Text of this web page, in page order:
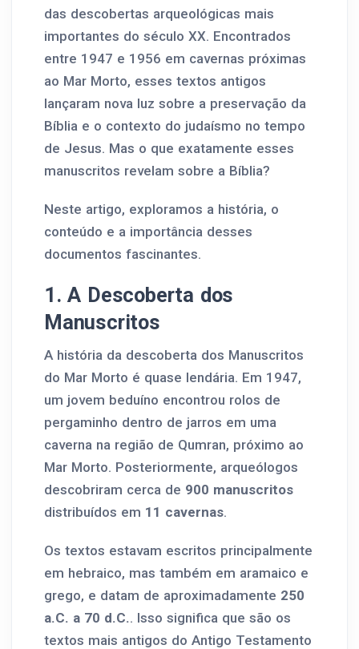
das descobertas arqueológicas mais
importantes do século XX. Encontrados
entre 1947 e 1956 em cavernas próximas
ao Mar Morto, esses textos antigos
lançaram nova luz sobre a preservação da
Bíblia e o contexto do judaísmo no tempo
de Jesus. Mas o que exatamente esses
manuscritos revelam sobre a Bíblia?
Neste artigo, exploramos a história, o
conteúdo e a importância desses
documentos fascinantes.
1. A Descoberta dos
Manuscritos
A história da descoberta dos Manuscritos
do Mar Morto é quase lendária. Em 1947,
um jovem beduíno encontrou rolos de
pergaminho dentro de jarros em uma
caverna na região de Qumran, próximo ao
Mar Morto. Posteriormente, arqueólogos
descobriram cerca de 900 manuscritos
distribuídos em 11 cavernas.
Os textos estavam escritos principalmente
em hebraico, mas também em aramaico e
grego, e datam de aproximadamente 250
a.C. a 70 d.C.. Isso significa que são os
textos mais antigos do Antigo Testamento